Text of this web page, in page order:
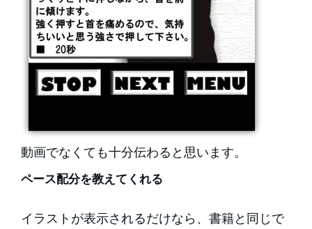
動画でなくても十分伝わると思います。
ペース配分を教えてくれる
イラストが表示されるだけなら、書籍と同じで